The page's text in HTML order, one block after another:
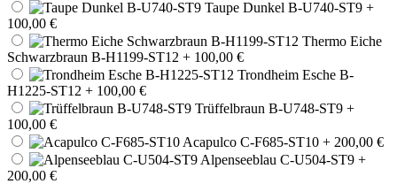
Taupe Dunkel B-U740-ST9 +
100,00 €
Thermo Eiche
Schwarzbraun B-H1199-ST12 + 100,00 €
Trondheim Esche B-
H1225-ST12 + 100,00 €
Trüffelbraun B-U748-ST9 +
100,00 €
Acapulco C-F685-ST10 + 200,00 €
Alpenseeblau C-U504-ST9 +
200,00 €